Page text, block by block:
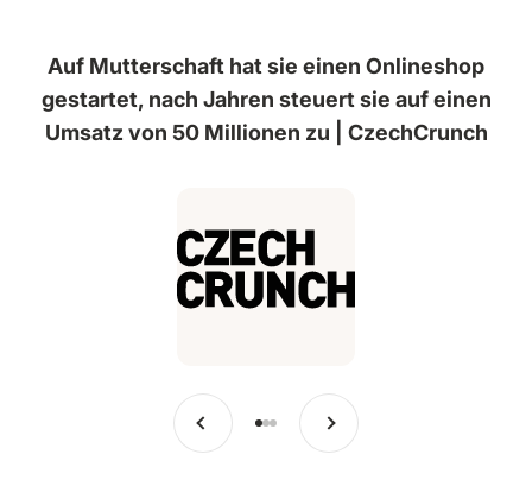
Auf Mutterschaft hat sie einen Onlineshop
gestartet, nach Jahren steuert sie auf einen
Umsatz von 50 Millionen zu | CzechCrunch
Vorherige
Zu Eintrag 1 springen
Zu Eintrag 2 springen
Zu Eintrag 3 springen
Weiter